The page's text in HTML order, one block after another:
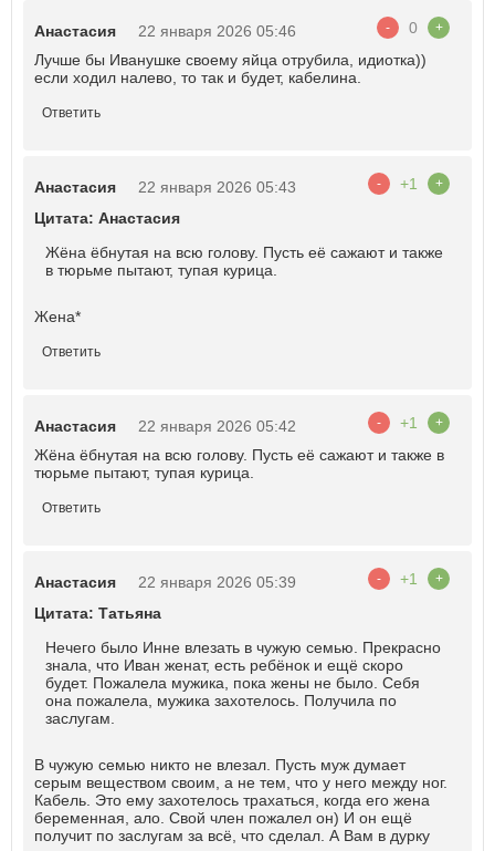
Анастасия 22 января 2026 05:46 - 0 +
Лучше бы Иванушке своему яйца отрубила, идиотка))
если ходил налево, то так и будет, кабелина.
Ответить
Анастасия 22 января 2026 05:43 - +1 +
Цитата: Анастасия
Жëна ëбнутая на всю голову. Пусть еë сажают и также
в тюрьме пытают, тупая курица.
Жена*
Ответить
Анастасия 22 января 2026 05:42 - +1 +
Жëна ëбнутая на всю голову. Пусть еë сажают и также в
тюрьме пытают, тупая курица.
Ответить
Анастасия 22 января 2026 05:39 - +1 +
Цитата: Татьяна
Нечего было Инне влезать в чужую семью. Прекрасно
знала, что Иван женат, есть ребёнок и ещё скоро
будет. Пожалела мужика, пока жены не было. Себя
она пожалела, мужика захотелось. Получила по
заслугам.
В чужую семью никто не влезал. Пусть муж думает
серым веществом своим, а не тем, что у него между ног.
Кабель. Это ему захотелось трахаться, когда его жена
беременная, ало. Свой член пожалел он) И он ещё
получит по заслугам за всë, что сделал. А Вам в дурку